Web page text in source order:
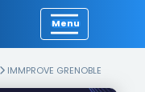
IMMPROVE GRENOBLE